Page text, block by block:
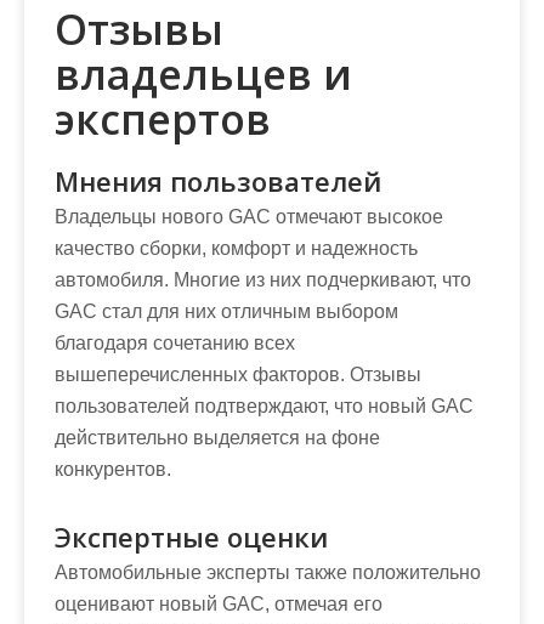
Отзывы
владельцев и
экспертов
Мнения пользователей
Владельцы нового GAC отмечают высокое
качество сборки, комфорт и надежность
автомобиля. Многие из них подчеркивают, что
GAC стал для них отличным выбором
благодаря сочетанию всех
вышеперечисленных факторов. Отзывы
пользователей подтверждают, что новый GAC
действительно выделяется на фоне
конкурентов.
Экспертные оценки
Автомобильные эксперты также положительно
оценивают новый GAC, отмечая его